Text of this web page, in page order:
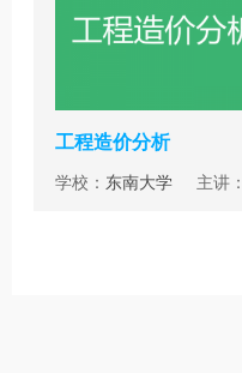
工程造价分析
学校： 东南大学 主讲：